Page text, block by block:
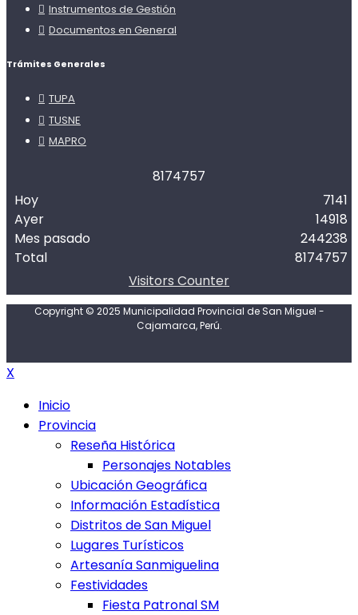
Instrumentos de Gestión
Documentos en General
Trámites Generales
TUPA
TUSNE
MAPRO
8174757
Hoy
Ayer
Mes pasado
Total
7141
14918
244238
8174757
Visitors Counter
Copyright © 2025 Municipalidad Provincial de San Miguel -
Cajamarca, Perú.
X
Inicio
Provincia
Reseña Histórica
Personajes Notables
Ubicación Geográfica
Información Estadística
Distritos de San Miguel
Lugares Turísticos
Artesanía Sanmiguelina
Festividades
Fiesta Patronal SM